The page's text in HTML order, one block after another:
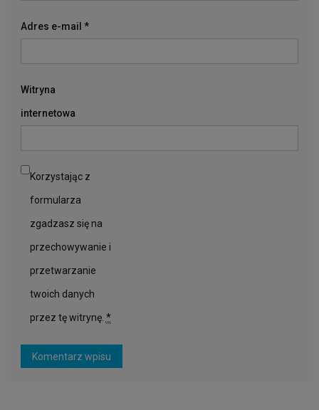
Adres e-mail *
Witryna
internetowa
Korzystając z
formularza
zgadzasz się na
przechowywanie i
przetwarzanie
twoich danych
przez tę witrynę. *